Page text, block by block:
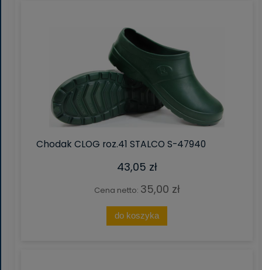
Chodak CLOG roz.41 STALCO S-47940
43,05 zł
Cena netto: 35,00 zł
do koszyka